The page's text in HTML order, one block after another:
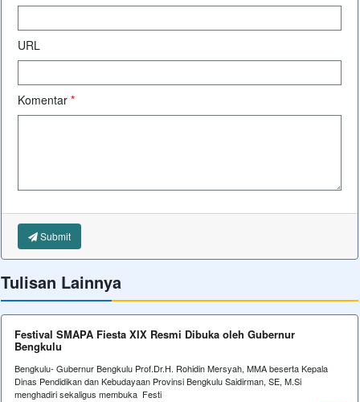
URL
Komentar *
Submit
Tulisan Lainnya
Festival SMAPA Fiesta XIX Resmi Dibuka oleh Gubernur
Bengkulu
Bengkulu- Gubernur Bengkulu Prof.Dr.H. Rohidin Mersyah, MMA beserta Kepala
Dinas Pendidikan dan Kebudayaan Provinsi Bengkulu Saidirman, SE, M.Si
menghadiri sekaligus membuka Festi